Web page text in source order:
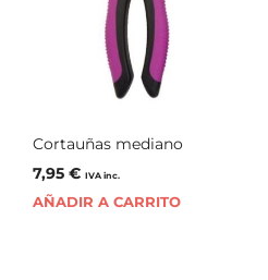
Cortauñas mediano
7,95 € IVA inc.
AÑADIR A CARRITO